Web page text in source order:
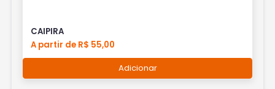
CAIPIRA
A partir de R$ 55,00
Adicionar